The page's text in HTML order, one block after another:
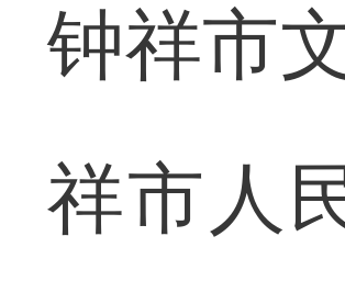
钟祥市
祥市人